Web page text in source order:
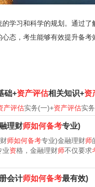
学习和科学的规划。通过
态，考生能够有效提升备
础+资产评估相关知识+资
产评估实务(一)+资产评估实
理财师如何备考专业)
师如何备考专业)金融理财师
业资格，金融理财师不仅要求
会计师如何备考最有效)